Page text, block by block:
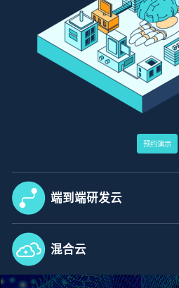
预约演示
端到端研发云
一站式端到端AI研发云平台
场景说明
天级别一站式快速交付端到端云平台
混合云